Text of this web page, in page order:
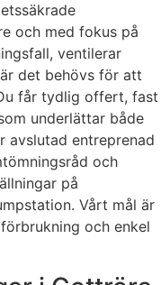
och med fokus på
ventilerar
det behövs för att
får tydlig offert, fast
underlättar både
avslutad entreprenad
och
på
Vårt mål är
och enkel